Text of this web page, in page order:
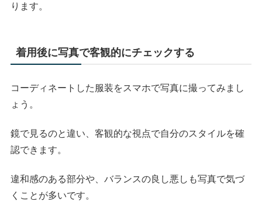
ります。
着用後に写真で客観的にチェックする
コーディネートした服装をスマホで写真に撮ってみまし
ょう。
鏡で見るのと違い、客観的な視点で自分のスタイルを確
認できます。
違和感のある部分や、バランスの良し悪しも写真で気づ
くことが多いです。